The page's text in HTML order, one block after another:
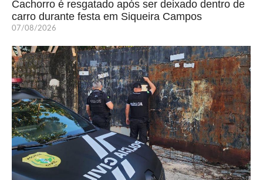
Cachorro é resgatado após ser deixado dentro de
carro durante festa em Siqueira Campos
07/08/2026